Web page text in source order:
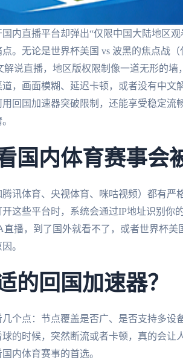
内直播平台却弹出“仅限中国大陆地区
。无论是世界杯美国 vs 波黑的焦点战
说直播，地区版权限制像一道无形的墙
，画面模糊、延迟卡顿，或者没有中文
回国加速器突破限制，还能享受稳定流
国内体育赛事会
讯体育、央视体育、咪咕视频）都有严
这些平台时，系统会通过IP地址识别你
直播，到了国外就看不了，或者世界杯
。
的回国加速器？
个点：节点覆盖是否广、是否支持多设
的时候，突然断流或者卡顿，真的会让
内体育赛事的首选。